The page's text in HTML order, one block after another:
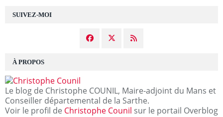
SUIVEZ-MOI
À PROPOS
Le blog de Christophe COUNIL, Maire-adjoint du Mans et
Conseiller départemental de la Sarthe.
Voir le profil de Christophe Counil sur le portail Overblog